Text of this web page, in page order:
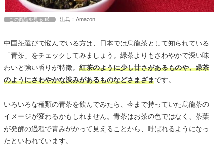
この商品を見る 出典：Amazon
中国茶選びで悩んでいる方は、日本では烏龍茶として知られている
「青茶」をチェックしてみましょう。緑茶よりもさわやかで深い味
わいと強い香りが特徴。 紅茶のように少し甘さがあるものや、緑茶
のようにさわやかな渋みがあるものなどさまざまです。
いろいろな種類の青茶を飲んでみたら、今まで持っていた烏龍茶の
イメージが変わるかもしれません。青茶はお茶の色ではなく、茶葉
が発酵の過程で青みがかって見えることから、呼ばれるようになっ
たといわれています。